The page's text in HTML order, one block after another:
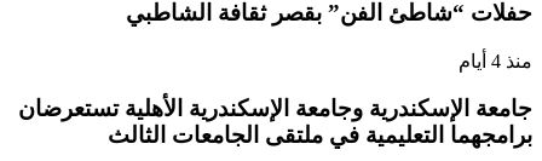
حفلات “شاطئ الفن” بقصر ثقافة الشاطبي
منذ 4 أيام
جامعة الإسكندرية وجامعة الإسكندرية الأهلية تستعرضان
برامجهما التعليمية في ملتقى الجامعات الثالث